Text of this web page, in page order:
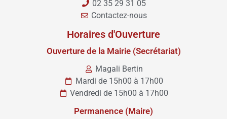
02 35 29 31 05
Contactez-nous
Horaires d'Ouverture
Ouverture de la Mairie (Secrétariat)
Magali Bertin
Mardi de 15h00 à 17h00
Vendredi de 15h00 à 17h00
Permanence (Maire)